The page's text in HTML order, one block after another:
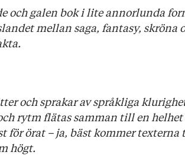
och galen bok i lite annorlunda
mellan saga, fantasy, skröna
och sprakar av språkliga
rytm flätas samman till en
för örat – ja, bäst kommer
högt.